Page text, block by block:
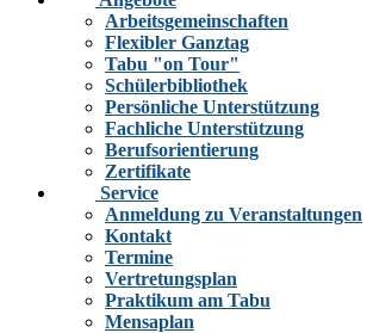
Arbeitsgemeinschaften
Flexibler Ganztag
Tabu "on Tour"
Schülerbibliothek
Persönliche Unterstützung
Fachliche Unterstützung
Berufsorientierung
Zertifikate
Service
Anmeldung zu Veranstaltungen
Kontakt
Termine
Vertretungsplan
Praktikum am Tabu
Mensaplan